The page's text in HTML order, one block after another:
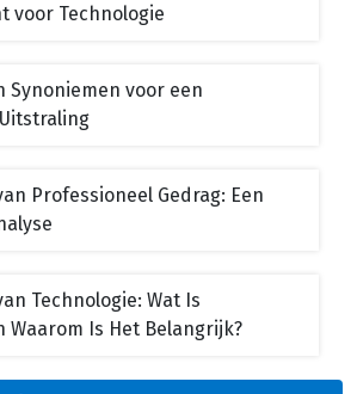
voor Technologie
Synoniemen voor een
Professioneel Gedrag: Een
Technologie: Wat Is
Waarom Is Het Belangrijk?